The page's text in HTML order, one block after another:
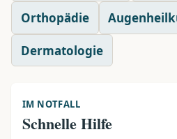
Orthopädie
Dermatologie
IM NOTFALL
Schnelle Hilfe